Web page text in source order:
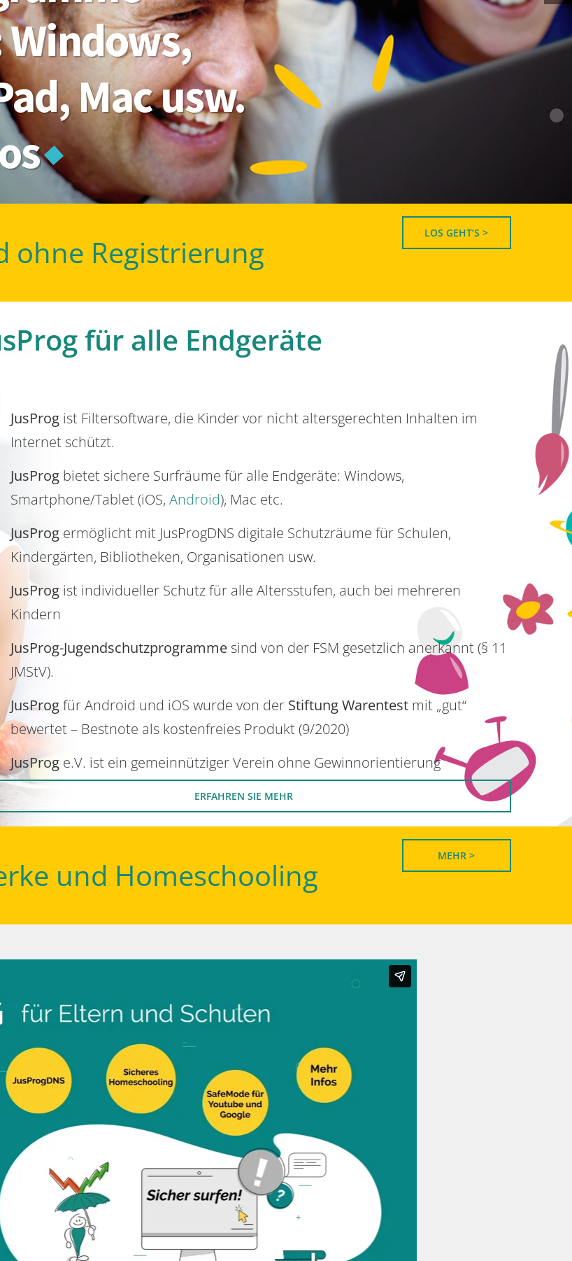
Mac usw.
ohne Registrierung
LOS GEHT’S >
für alle Endgeräte
JusProgist Filtersoftware, die Kinder vor nicht altersgerechten Inhalten im
Internet schützt.
JusProgbietet sichere Surfräume für alle Endgeräte: Windows,
Smartphone/Tablet (iOS, Android), Mac etc.
JusProg ermöglicht mit JusProgDNS digitale Schutzräume für Schulen,
Kindergärten, Bibliotheken, Organisationen usw.
JusProgist individueller Schutz für alle Altersstufen, auch bei mehreren
Kindern
JusProg-Jugendschutzprogrammesind von der FSM gesetzlich anerkannt (§ 11
JMStV).
JusProgfür Android und iOS wurde von der Stiftung Warentestmit „gut“
bewertet – Bestnote als kostenfreies Produkt (9/2020)
JusProge.V. ist ein gemeinnütziger Verein ohne Gewinnorientierung
ERFAHREN SIE MEHR
und Homeschooling
MEHR >